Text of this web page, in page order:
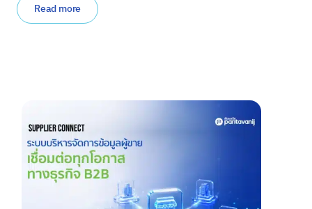
Read more